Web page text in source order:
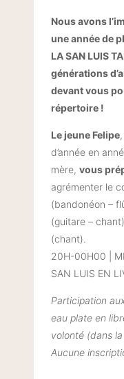
Nous avons
une année de
LA SAN LUIS
générations
devant vous
répertoire !
Le jeune Felipe
d’année en
mère, vous
agrémenter le
(bandonéon –
(guitare –
(chant).
20H-00H00 |
SAN LUIS EN
Participation
eau plate en
volonté (dans
Aucune